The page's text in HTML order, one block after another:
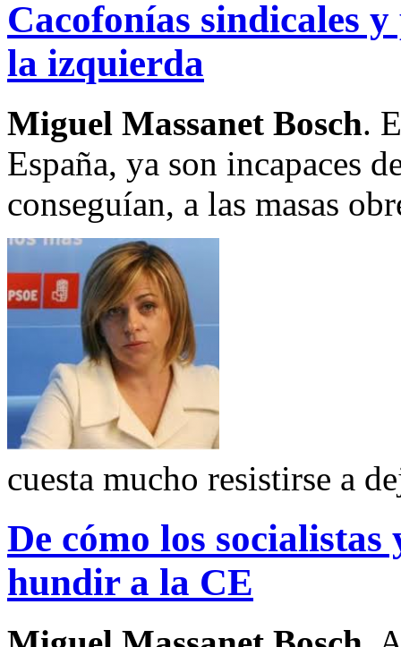
Cacofonías sindicales
la izquierda
Miguel Massanet Bosch.
España, ya son incapaces
conseguían, a las masas
cuesta mucho resistirse a
De cómo los
hundir a la CE